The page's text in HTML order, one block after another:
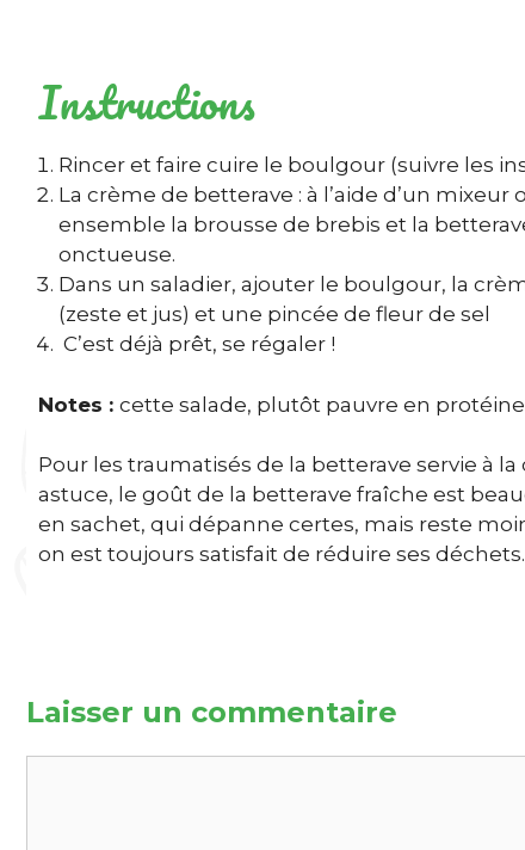
Instructions
Rincer et faire cuire le boulgour (suivre les
La crème de betterave : à l’aide d’un
ensemble la brousse de brebis et la
onctueuse.
Dans un saladier, ajouter le boulgour, la
(zeste et jus) et une pincée de fleur de sel
C’est déjà prêt, se régaler !
Notes : cette salade, plutôt pauvre en
Pour les traumatisés de la betterave servie à
astuce, le goût de la betterave fraîche est
en sachet, qui dépanne certes, mais reste
on est toujours satisfait de réduire ses déchets.
Laisser un commentaire